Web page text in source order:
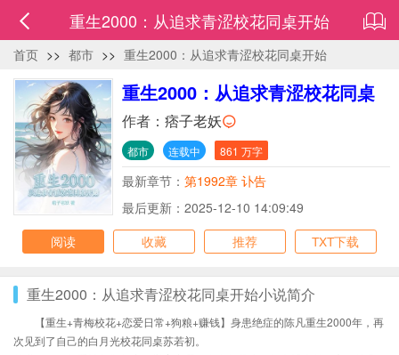
重生2000：从追求青涩校花同桌开始
首页 >> 都市 >> 重生2000：从追求青涩校花同桌开始
重生2000：从追求青涩校花同桌
开始
作者： 痞子老妖
都市 连载中 861 万字
最新章节： 第1992章 讣告
最后更新：2025-12-10 14:09:49
阅读
收藏 推荐 TXT下载
重生2000：从追求青涩校花同桌开始小说简介
【重生+青梅校花+恋爱日常+狗粮+赚钱】身患绝症的陈凡重生2000年，再
次见到了自己的白月光校花同桌苏若初。